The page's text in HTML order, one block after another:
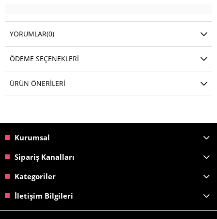
YORUMLAR(0)
ÖDEME SEÇENEKLERI
ÜRÜN ÖNERILERI
Kurumsal
Sipariş Kanalları
Kategoriler
İletişim Bilgileri